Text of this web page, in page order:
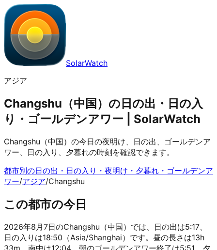
SolarWatch
アジア
Changshu（中国）の日の出・日の入
り・ゴールデンアワー | SolarWatch
Changshu（中国）の今日の夜明け、日の出、ゴールデンア
ワー、日の入り、夕暮れの時刻を確認できます。
都市別の日の出・日の入り・夜明け・夕暮れ・ゴールデンア
ワー/アジア/Changshu
この都市の今日
2026年8月7日のChangshu（中国）では、日の出は5:17、
日の入りは18:50（Asia/Shanghai）です。昼の長さは13h
33m、南中は12:04、朝のゴールデンアワー終了は5:51、夕